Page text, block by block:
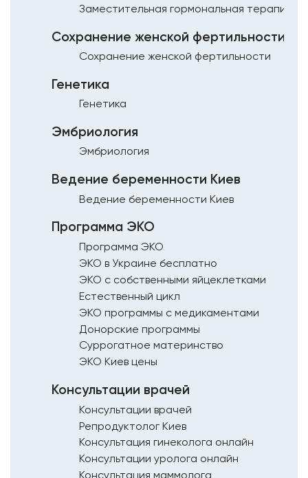
Заместительная гормональная терапия
Сохранение женской фертильности
Сохранение женской фертильности
Генетика
Генетика
Эмбриология
Эмбриология
Ведение беременности Киев
Ведение беременности Киев
Программа ЭКО
Программа ЭКО
ЭКО в Украине бесплатно
ЭКО с собственными яйцеклетками
Естественный цикл
ЭКО программы с медикаментами
Донорские программы
Суррогатное материнство
ЭКО Киев цены
Консультации врачей
Консультации врачей
Репродуктолог Киев
Консультация гинеколога онлайн
Консультации уролога онлайн
Консультация маммолога